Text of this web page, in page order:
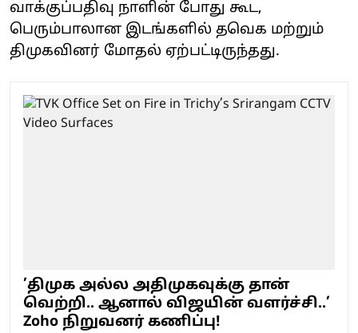
வாக்குப்பதிவு நாளின் போது கூட,
பெரும்பாலான இடங்களில் தவெக மற்றும்
திமுகவினர் மோதல் ஏற்பட்டிருந்தது.
’திமுக அல்ல அதிமுகவுக்கு தான்
வெற்றி.. ஆனால் விஜயின் வளர்ச்சி..’
Zoho நிறுவனர் கணிப்பு!